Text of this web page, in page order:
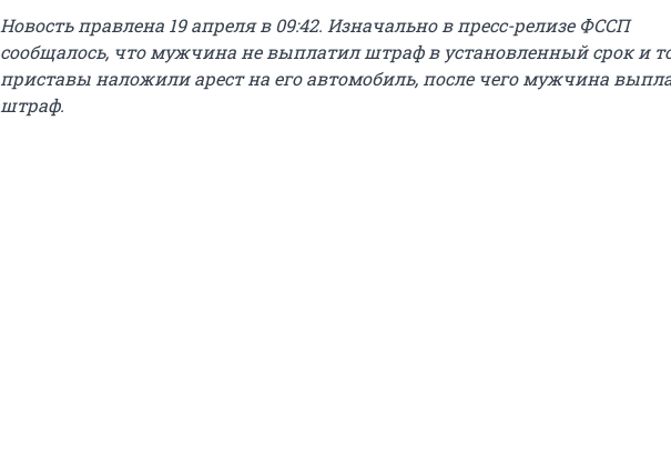
Новость правлена 19 апреля в 09:42. Изначально в пресс-релизе ФССП
сообщалось, что мужчина не выплатил штраф в установленный срок и
приставы наложили арест на его автомобиль, после чего мужчина
штраф.